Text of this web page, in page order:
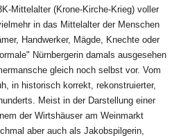
Mittelalter (Krone-Kirche-Krieg) voller
in das Mittelalter der Menschen
Handwerker, Mägde, Knechte oder
Nürnbergerin damals ausgesehen
gleich noch selbst vor. Vom
in historisch korrekt, rekonstruierter,
Meist in der Darstellung einer
der Wirtshäuser am Weinmarkt
aber auch als Jakobspilgerin,